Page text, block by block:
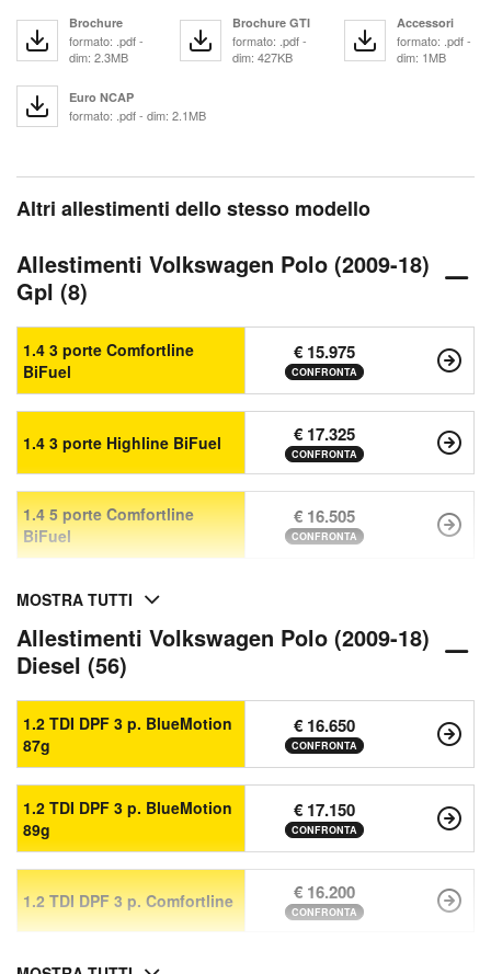
Brochure
formato: .pdf -
dim: 2.3MB
Brochure GTI
formato: .pdf -
dim: 427KB
Accessori
formato: .pdf -
dim: 1MB
Euro NCAP
formato: .pdf - dim: 2.1MB
Altri allestimenti dello stesso modello
Allestimenti Volkswagen Polo (2009-18)
Gpl (8)
1.4 3 porte Comfortline
BiFuel
€ 15.975
CONFRONTA
1.4 3 porte Highline BiFuel € 17.325
CONFRONTA
1.4 5 porte Comfortline
BiFuel
€ 16.505
CONFRONTA
MOSTRA TUTTI
Allestimenti Volkswagen Polo (2009-18)
Diesel (56)
1.2 TDI DPF 3 p. BlueMotion
87g
€ 16.650
CONFRONTA
1.2 TDI DPF 3 p. BlueMotion
89g
€ 17.150
CONFRONTA
1.2 TDI DPF 3 p. Comfortline € 16.200
CONFRONTA